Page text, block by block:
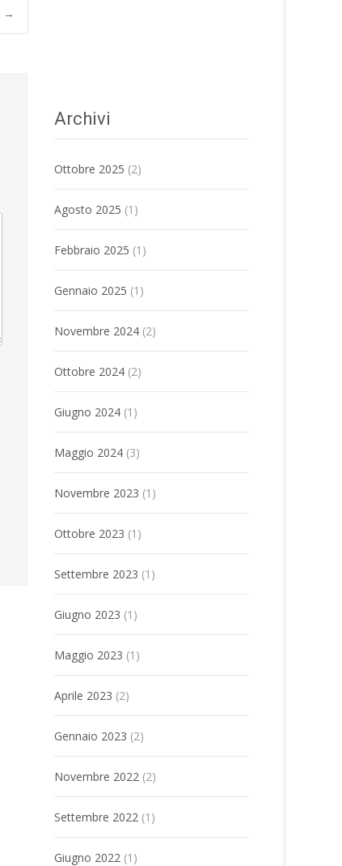
→
Archivi
Ottobre 2025 (2)
Agosto 2025 (1)
Febbraio 2025 (1)
Gennaio 2025 (1)
Novembre 2024 (2)
Ottobre 2024 (2)
Giugno 2024 (1)
Maggio 2024 (3)
Novembre 2023 (1)
Ottobre 2023 (1)
Settembre 2023 (1)
Giugno 2023 (1)
Maggio 2023 (1)
Aprile 2023 (2)
Gennaio 2023 (2)
Novembre 2022 (2)
Settembre 2022 (1)
Giugno 2022 (1)